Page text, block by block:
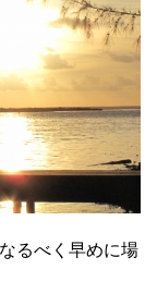
るべく早めに場